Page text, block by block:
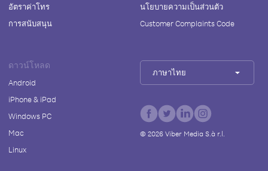
อัตราค่าโทร
การสนับสนุน
นโยบายความเป็นส่วนตัว
Customer Complaints Code
ดาวน์โหลด
Android
iPhone & iPad
Windows PC
Mac
Linux
ภาษาไทย
© 2026Viber Media S.à r.l.